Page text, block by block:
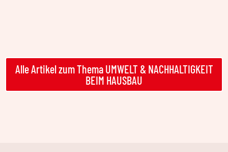
Alle Artikel zum Thema UMWELT & NACHHALTIGKEIT
BEIM HAUSBAU